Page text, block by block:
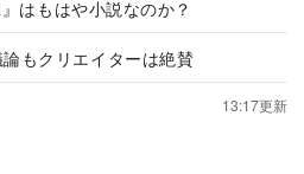
はもはや小説なのか？
論もクリエイターは絶賛
13:17更新